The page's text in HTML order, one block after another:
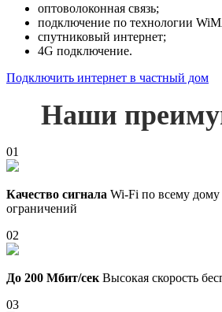
оптоволоконная связь;
подключение по технологии
спутниковый интернет;
4G подключение.
Подключить интернет в частный дом
Наши
01
Качество сигнала Wi-Fi по всему дому
ограничений
02
До 200 Мбит/сек Высокая скорость
03